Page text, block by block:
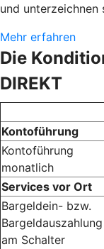
und unterzeichnen
Mehr erfahren
Die
DIREKT
Kontoführung
Kontoführung
monatlich
Services vor Ort
Bargeldein- bzw.
Bargeldauszahlung
am Schalter